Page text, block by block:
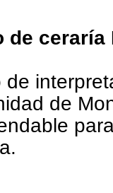
de ceraría
de
de